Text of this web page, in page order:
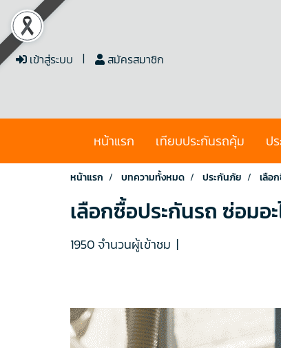
เข้าสู่ระบบ สมัครสมาชิก
หน้าแรก เทียบประกันรถคุ้ม ป
หน้าแรก บทความทั้งหมด ประกันภัย เลือ
เลือกซื้อประกันรถ ซ่อม
1950 จำนวนผู้เข้าชม |